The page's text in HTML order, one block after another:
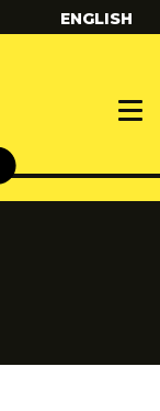
ENGLISH